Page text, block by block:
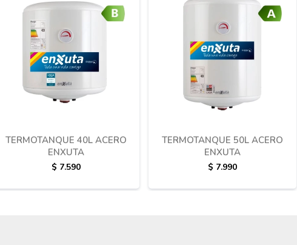
TERMOTANQUE 40L ACERO
ENXUTA
$ 7.590
TERMOTANQUE 50L ACERO
ENXUTA
$ 7.990